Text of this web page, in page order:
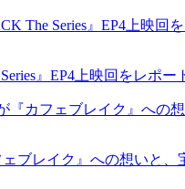
Series』EP4上映回をレポ
ブレイク』への想いと